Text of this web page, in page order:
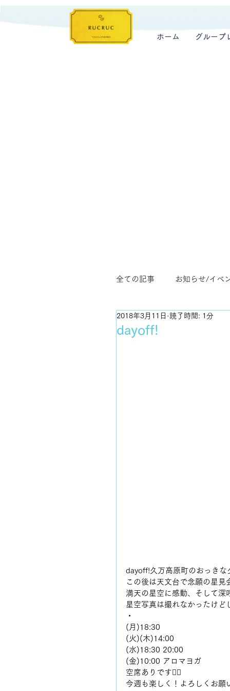
ホーム グループ
全ての記事 お知らせ/イベ
ヨガ哲学 プライベー
dayoff!
2018年3月11日 読了時間: 1分
dayoff!久万高原町のおっき
この後は天文台で念願の星見
満天の星空に感動、そして深
星空写真は撮れなかったけど
・
(月)18:30
(火)(木)14:00
(水)18:30 20:00
(金)10:00 アロマヨガ
空席ありです🙆‍♀️
今週も楽しく！よろしくお願